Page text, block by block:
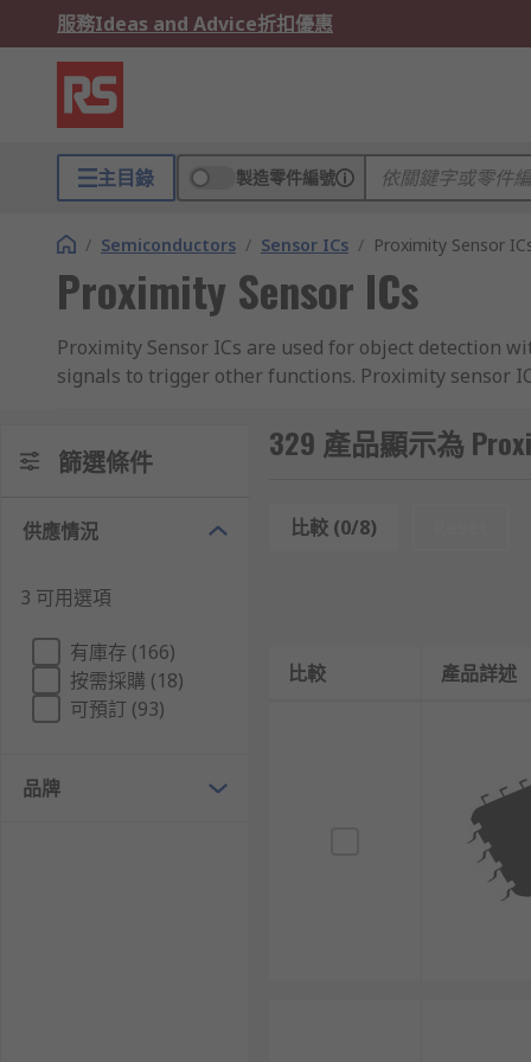
服務Ideas and Advice折扣優惠
主目錄 製造零件編號
/ Semiconductors / Sensor ICs / Proximity Sensor
Proximity Sensor ICs
Proximity Sensor ICs are used for object detection
signals to trigger other functions. Proximity sensor
Where are they used?
proximity alarm systems, parking sensors as well as
Various proximity sensor ICs are available, using a
users end goal and the system requirements. Some
application or sensing environment.
Inductive sensors are used to detect metallic
metallic object comes within the sensing range.
triggered. Operating ranges will vary depending on
in capacitance in the sensing area are detected by
篩選條件
供應情況
3 可用選項
有庫存 (166)
按需採購 (18)
可預訂 (93)
品牌
329 產品顯示為
比較 (0/8)
比較 產品詳述